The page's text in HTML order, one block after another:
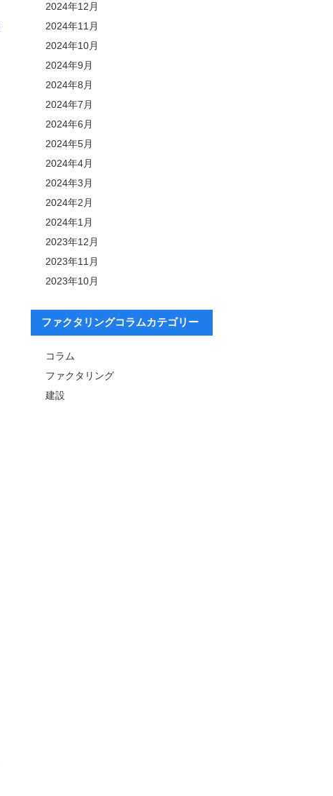
2024年12月
2024年11月
2024年10月
2024年9月
2024年8月
2024年7月
2024年6月
2024年5月
2024年4月
2024年3月
2024年2月
2024年1月
2023年12月
2023年11月
2023年10月
ファクタリングコラムカテゴリー
コラム
ファクタリング
建設